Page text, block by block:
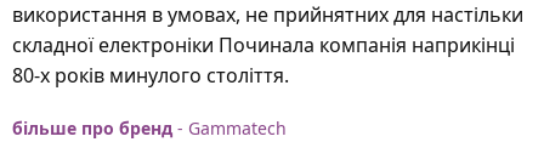
використання в умовах, не прийнятних для настільки
складної електроніки Починала компанія наприкінці
80-х років минулого століття.
більше про бренд - Gammatech